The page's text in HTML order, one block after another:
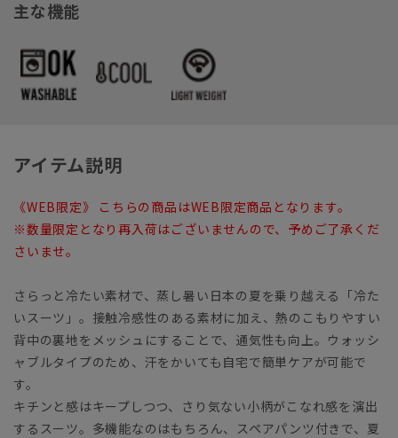
主な機能
アイテム説明
《WEB限定》 こちらの商品はWEB限定商品となります。
※数量限定となり再入荷はございませんので、予めご了承くだ
さいませ。
さらっと冷たい素材で、蒸し暑い日本の夏を乗り越える「冷た
いスーツ」。接触冷感性のある素材に加え、熱のこもりやすい
背中の裏地をメッシュにすることで、通気性も向上。ウォッシ
ャブルタイプのため、汗をかいても自宅で簡単ケアが可能で
す。
キチンと感はキープしつつ、さり気ない小柄がこなれ感を演出
するスーツ。多機能なのはもちろん、スペアパンツ付きで、夏